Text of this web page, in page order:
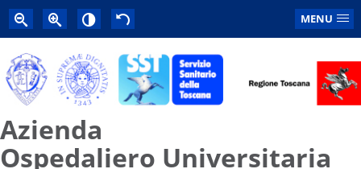
MENU
Azienda
Ospedaliero Universitaria